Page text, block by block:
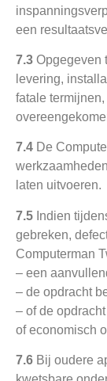
een
7.3 Opgegeven
levering,
fatale
7.4 De
laten uitvoeren.
7.5 Indien
gebreken,
Computerman
– een
– de opdracht
– of de
of economisch
7.6 Bij oudere